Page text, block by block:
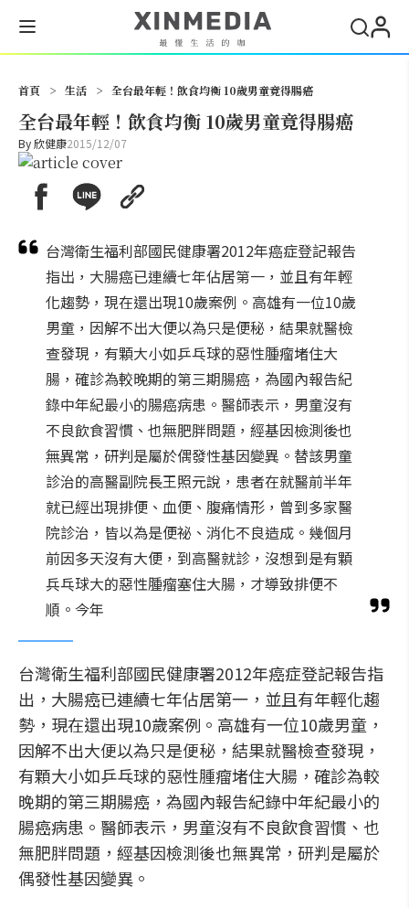
首頁 > 生活 > 全台最年輕！飲食均衡 10歲男童竟得腸癌
全台最年輕！飲食均衡 10歲男童竟得腸癌
By欣健康2015/12/07
台灣衛生福利部國民健康署2012年癌症登記報告
指出，大腸癌已連續七年佔居第一，並且有年輕
化趨勢，現在還出現10歲案例。高雄有一位10歲
男童，因解不出大便以為只是便秘，結果就醫檢
查發現，有顆大小如乒乓球的惡性腫瘤堵住大
腸，確診為較晚期的第三期腸癌，為國內報告紀
錄中年紀最小的腸癌病患。醫師表示，男童沒有
不良飲食習慣、也無肥胖問題，經基因檢測後也
無異常，研判是屬於偶發性基因變異。替該男童
診治的高醫副院長王照元說，患者在就醫前半年
就已經出現排便、血便、腹痛情形，曾到多家醫
院診治，皆以為是便祕、消化不良造成。幾個月
前因多天沒有大便，到高醫就診，沒想到是有顆
兵乓球大的惡性腫瘤塞住大腸，才導致排便不
順。今年
台灣衛生福利部國民健康署2012年癌症登記報告指
出，大腸癌已連續七年佔居第一，並且有年輕化趨
勢，現在還出現10歲案例。高雄有一位10歲男童，
因解不出大便以為只是便秘，結果就醫檢查發現，
有顆大小如乒乓球的惡性腫瘤堵住大腸，確診為較
晚期的第三期腸癌，為國內報告紀錄中年紀最小的
腸癌病患。醫師表示，男童沒有不良飲食習慣、也
無肥胖問題，經基因檢測後也無異常，研判是屬於
偶發性基因變異。